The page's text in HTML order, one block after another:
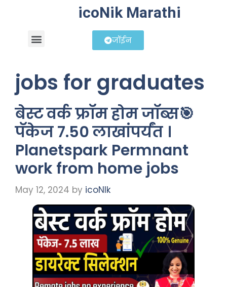
icoNik Marathi
जॉईन
jobs for graduates
बेस्ट वर्क फ्रॉम होम जॉब्स🎯
पॅकेज 7.50 लाखांपर्यंत ।
Planetspark Permnant
work from home jobs
May 12, 2024 by icoNIk